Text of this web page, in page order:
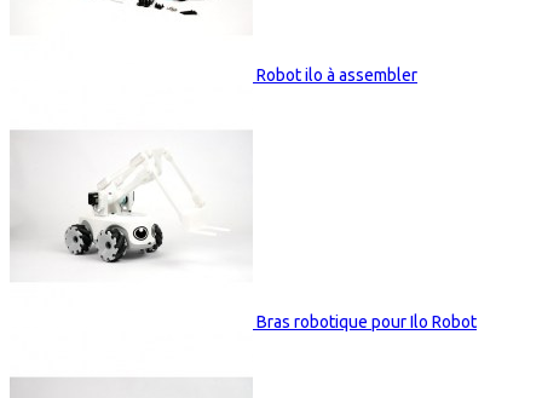
Robot ilo à assembler
Bras robotique pour Ilo Robot